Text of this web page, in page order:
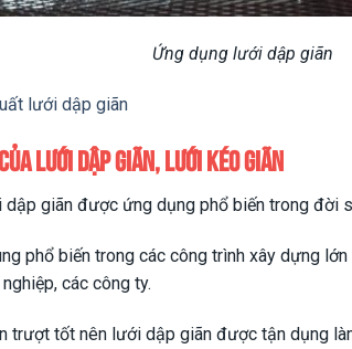
Ứng dụng lưới dập giãn
lưới dập giãn
lưới dập giãn, lưới kéo giãn
giãn được ứng dụng phổ biến trong đời
phổ biến trong các công trình xây dựng
các công ty.
trượt tốt nên lưới dập giãn được tận dụng